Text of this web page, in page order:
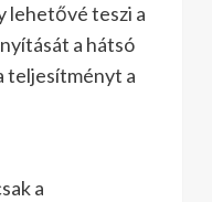
lehetővé teszi a
a hátsó
teljesítményt a
a